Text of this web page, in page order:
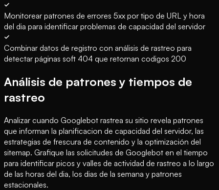
Monitorear patrones de errores 5xx por tipo de URL y hora
del dia para identificar problemas de capacidad del servidor
Combinar datos de registro con análisis de rastreo para
detectar páginas soft 404 que retornan codigos 200
Análisis de patrones y tiempos de
rastreo
Analizar cuando Googlebot rastrea su sitio revela patrones
que informan la planificacion de capacidad del servidor, las
estrategias de frescura de contenido y la optimización del
sitemap. Grafique las solicitudes de Googlebot en el tiempo
para identificar picos y valles de actividad de rastreo a lo largo
de las horas del dia, los dias de la semana y patrones
estacionales.